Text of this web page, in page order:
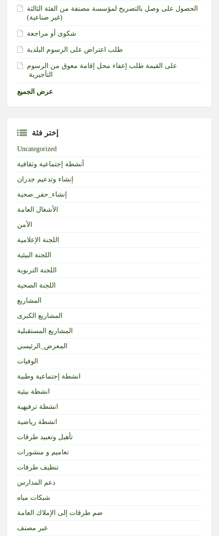
الحصول على وصل بالتصريح لمؤسسة مصنفة من الفئة الثالثة
(غير صناعية)‏
شكوى أو مراجعة
طلب اعتراض على الرسوم البلدية
طلب إعفاء محل إقامة معوق من الرسوم‎ ‎على القيمة
التأجيرية ‏
عرض الجميع
إختر فئة
Uncategorized
أنشطة إجتماعية وثقافية
إنشاء وتدعيم جدران
إنشاء_حفر_صحية
الأشغال العامة
الأمن
اللجنة الإعلامية
اللجنة البيئية
اللجنة التربوية
اللجنة الصحية
المشاريع
المشاريع الكبرى
المشاريع المستقبلية
المعرض_الرئيسي
الوفيات
انشطة إجتماعية وطبية
انشطة بيئية
انشطة ترفيهية
انشطة رياضية
تأهيل وتعبيد طرقات
تعاميم و منشورات
تنظيف طرقات
دعم المدارس
شبكات مياه
ضم طرقات إلى الإملاك العامة
غير مصنف